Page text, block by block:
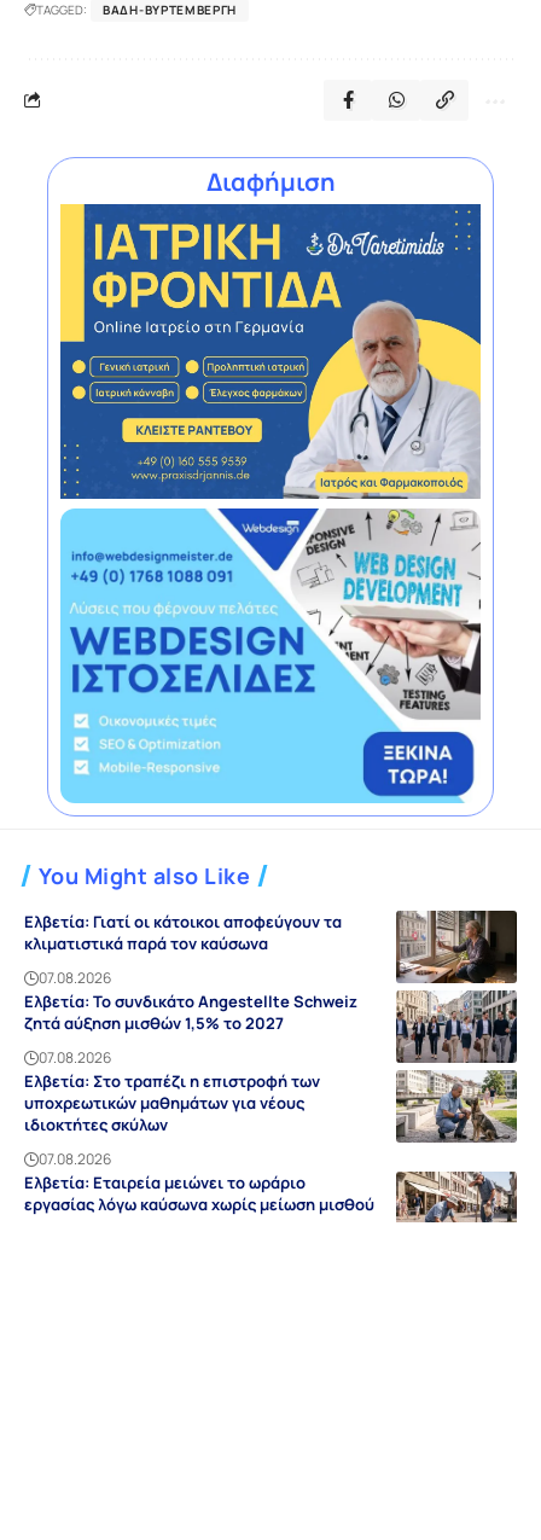
TAGGED: ΒΆΔΗ-ΒΥΡΤΕΜΒΈΡΓΗ
Διαφήμιση
You Might also Like
Ελβετία: Γιατί οι κάτοικοι αποφεύγουν τα
κλιματιστικά παρά τον καύσωνα
07.08.2026
Ελβετία: Το συνδικάτο Angestellte Schweiz
ζητά αύξηση μισθών 1,5% το 2027
07.08.2026
Ελβετία: Στο τραπέζι η επιστροφή των
υποχρεωτικών μαθημάτων για νέους
ιδιοκτήτες σκύλων
07.08.2026
Ελβετία: Εταιρεία μειώνει το ωράριο
εργασίας λόγω καύσωνα χωρίς μείωση μισθού